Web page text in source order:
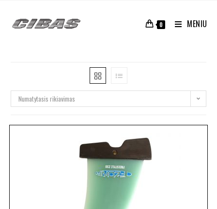
0 MENIU
Numatytasis rikiavimas